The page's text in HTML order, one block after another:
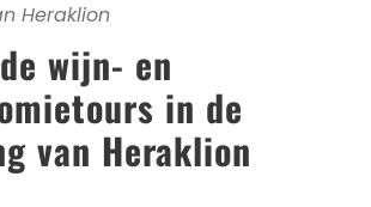
Heraklion
wijn- en
in de
van Heraklion